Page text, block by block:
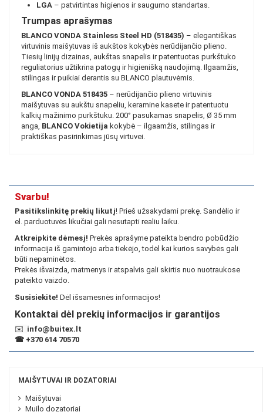
LGA– patvirtintas higienos ir saugumo standartas.
Trumpas aprašymas
BLANCO VONDA Stainless Steel HD (518435) – elegantiškas
virtuvinis maišytuvas iš aukštos kokybės nerūdijančio plieno.
Tiesių linijų dizainas, aukštas snapelis ir patentuotas purkštuko
reguliatorius užtikrina patogų ir higienišką naudojimą. Ilgaamžis,
stilingas ir puikiai derantis su BLANCO plautuvėmis.
BLANCO VONDA 518435– nerūdijančio plieno virtuvinis
maišytuvas su aukštu snapeliu, keramine kasete ir patentuotu
kalkių mažinimo purkštuku. 200° pasukamas snapelis, Ø 35 mm
anga, BLANCO Vokietija kokybė – ilgaamžis, stilingas ir
praktiškas pasirinkimas jūsų virtuvei.
Svarbu!
Pasitikslinkitę prekių likutį! Prieš užsakydami prekę. Sandėlio ir
el. parduotuvės likučiai gali nesutapti realiu laiku.
Atkreipkite dėmesį! Prekės aprašyme pateikta bendro pobūdžio
informacija iš gamintojo arba tiekėjo, todėl kai kurios savybės gali
būti nepaminėtos.
Prekės išvaizda, matmenys ir atspalvis gali skirtis nuo nuotraukose
pateikto vaizdo.
Susisiekite! Dėl išsamesnės informacijos!
Kontaktai dėl prekių informacijos ir garantijos
✉️ info@buitex.lt
☎ +370 614 70570
MAIŠYTUVAI IR DOZATORIAI
Maišytuvai
Muilo dozatoriai